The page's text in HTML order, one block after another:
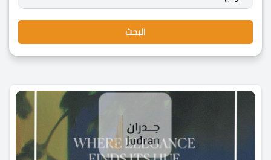
البحث